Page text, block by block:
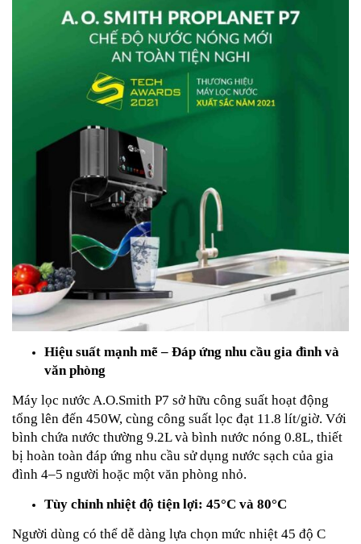
Hiệu suất mạnh mẽ – Đáp ứng nhu cầu gia đình và
văn phòng
Máy lọc nước A.O.Smith P7 sở hữu công suất hoạt động
tổng lên đến 450W, cùng công suất lọc đạt 11.8 lít/giờ. Với
bình chứa nước thường 9.2L và bình nước nóng 0.8L, thiết
bị hoàn toàn đáp ứng nhu cầu sử dụng nước sạch của gia
đình 4–5 người hoặc một văn phòng nhỏ.
Tùy chỉnh nhiệt độ tiện lợi: 45°C và 80°C
Người dùng có thể dễ dàng lựa chọn mức nhiệt 45 độ C